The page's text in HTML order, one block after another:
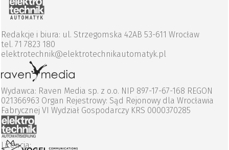
Redakcje i biura: ul. Strzegomska 42AB 53-611 Wrocław
tel. 71 7823 180
elektrotechnik@elektrotechnikautomatyk.pl
Wydawca: Raven Media sp. z o.o. NIP 897-17-67-168 REGON
021366963 Organ Rejestrowy: Sąd Rejonowy dla Wrocławia
Fabrycznej VI Wydział Gospodarczy KRS 0000370285
Licencja: